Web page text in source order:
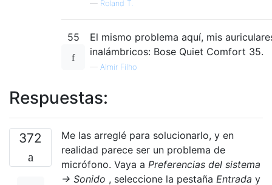
— Roland T.
55
El mismo problema aquí, mis
inalámbricos: Bose Quiet Comfort 35.
— Almir Filho
Respuestas:
372
Me las arreglé para solucionarlo, y en
realidad parece ser un problema de
micrófono. Vaya a Preferencias del sistema
-> Sonido , seleccione la pestaña Entrada y